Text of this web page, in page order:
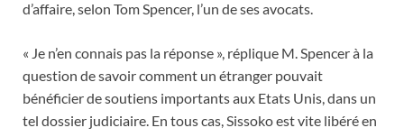
d’affaire, selon Tom Spencer, l’un de ses avocats.
« Je n’en connais pas la réponse », réplique M. Spencer à la
question de savoir comment un étranger pouvait
bénéficier de soutiens importants aux Etats Unis, dans un
tel dossier judiciaire. En tous cas, Sissoko est vite libéré en